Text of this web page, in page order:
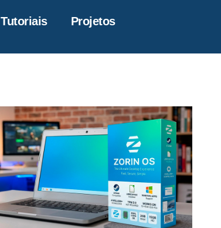
Tutoriais Projetos